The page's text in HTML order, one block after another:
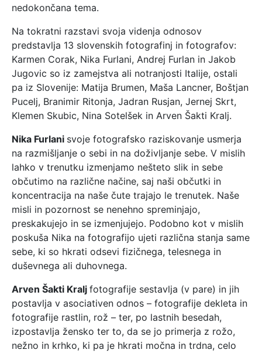
nedokončana tema.
Na tokratni razstavi svoja videnja odnosov
predstavlja 13 slovenskih fotografinj in fotografov:
Karmen Corak, Nika Furlani, Andrej Furlan in Jakob
Jugovic so iz zamejstva ali notranjosti Italije, ostali
pa iz Slovenije: Matija Brumen, Maša Lancner, Boštjan
Pucelj, Branimir Ritonja, Jadran Rusjan, Jernej Skrt,
Klemen Skubic, Nina Sotelšek in Arven Šakti Kralj.
Nika Furlani svoje fotografsko raziskovanje usmerja
na razmišljanje o sebi in na doživljanje sebe. V mislih
lahko v trenutku izmenjamo nešteto slik in sebe
občutimo na različne načine, saj naši občutki in
koncentracija na naše čute trajajo le trenutek. Naše
misli in pozornost se nenehno spreminjajo,
preskakujejo in se izmenjujejo. Podobno kot v mislih
poskuša Nika na fotografijo ujeti različna stanja same
sebe, ki so hkrati odsevi fizičnega, telesnega in
duševnega ali duhovnega.
Arven Šakti Kralj fotografije sestavlja (v pare) in jih
postavlja v asociativen odnos – fotografije dekleta in
fotografije rastlin, rož – ter, po lastnih besedah,
izpostavlja žensko ter to, da se jo primerja z rožo,
nežno in krhko, ki pa je hkrati močna in trdna, celo